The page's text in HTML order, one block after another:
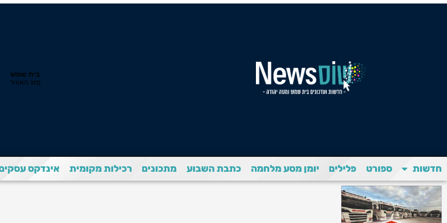
חדשות ספורט פלילים יומן מסע מלחמה כתבת השבוע מתכונים רכילות מקומית אינדקס